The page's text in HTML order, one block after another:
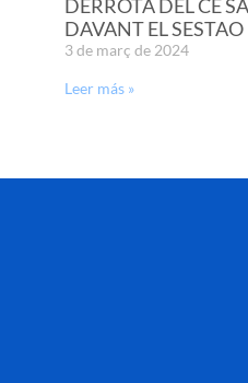
DERROTA DEL CE
DAVANT EL SESTAO
3 de març de 2024
Leer más »